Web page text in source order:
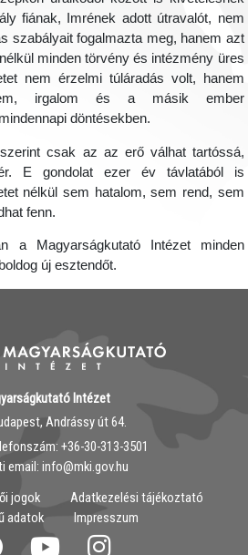
fiának, Imrének adott útravalót, nem
szabályait fogalmazta meg, hanem azt
minden törvény és intézmény üres
nem érzelmi túláradás volt, hanem
irgalom és a másik ember
döntésekben.
csak az az erő válhat tartóssá,
E gondolat ezer év távlatából is
nélkül sem hatalom, sem rend, sem
fenn.
a Magyarságkutató Intézet minden
új esztendőt.
Intézet
Andrássy út 64.
‭+36-30-313-3501
email: info@mki.gov.hu
jogok
Adatkezelési tájékoztató
adatok
Impresszum